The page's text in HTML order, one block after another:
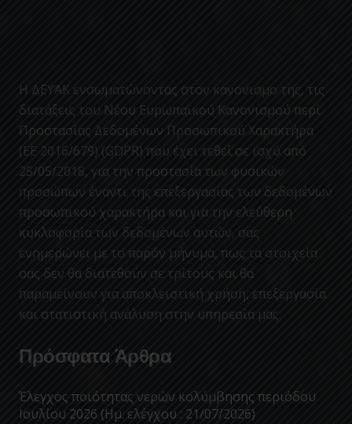
Η ΔΕΥΑΚ ενσωματώνοντας στον κανονισμο της, τις
διατάξεις του Νέου Ευρωπαϊκού Κανονισμού περί
Προστασίας Δεδομένων Προσωπικού Χαρακτήρα
(ΕΕ 2016/679) (GDPR) που έχει τεθεί σε ισχύ από
25/05/2018, για την προστασία των φυσικών
προσώπων έναντι της επεξεργασίας των δεδομένων
προσωπικού χαρακτήρα και για την ελεύθερη
κυκλοφορία των δεδομένων αυτών, σας
ενημερώνει με το παρόν μήνυμα, πως τα στοιχεία
σας δεν θα διατεθούν σε τρίτους και θα
παραμείνουν για αποκλειστική χρήση, επεξεργασία
και στατιστική ανάλυση στην υπηρεσία μας.
Πρόσφατα Άρθρα
Έλεγχος ποιότητας νερών κολύμβησης περιόδου
Ιουλίου 2026 (Ημ. ελέγχου : 21/07/2026)